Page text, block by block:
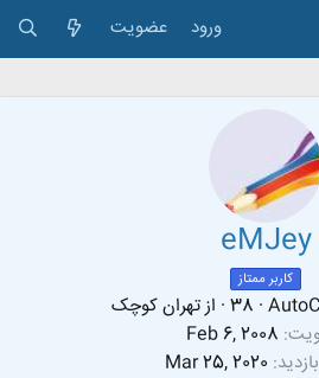
ورود عضویت
eMJey
کاربر ممتاز
·
· ازتهران کوچک
Feb 6, 2008
Mar 25, 2020